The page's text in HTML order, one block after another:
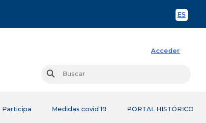
ES
Acceder
Buscar
Participa Medidas covid 19 PORTAL HISTÓRICO